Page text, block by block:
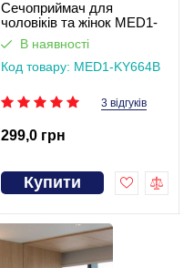
Сечоприймач для
чоловіків та жінок MED1-
KY664B
В наявності
Код товару: MED1-KY664B
3 відгуків
299,0 грн
Купити